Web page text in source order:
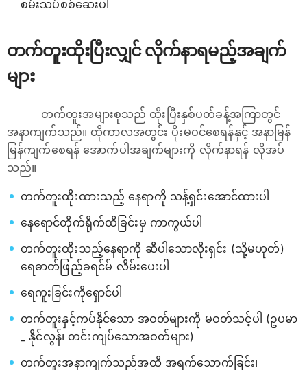
စမ်းသပ်စစ်ဆေးပါ
တက်တူးထိုးပြီးလျှင် လိုက်နာရမည့်အချက်
များ
တက်တူးအများစုသည် ထိုးပြီးနှစ်ပတ်ခန့်အကြာတွင်
အနာကျက်သည်။ ထိုကာလအတွင်း ပိုးမဝင်စေရန်နှင့် အနာမြန်
မြန်ကျက်စေရန် အောက်ပါအချက်များကို လိုက်နာရန် လိုအပ်
သည်။
တက်တူးထိုးထားသည့် နေရာကို သန့်ရှင်းအောင်ထားပါ
နေရောင်တိုက်ရိုက်ထိခြင်းမှ ကာကွယ်ပါ
တက်တူးထိုးသည့်နေရာကို ဆီပါသောလိုးရှင်း (သို့မဟုတ်)
ရေဓာတ်ဖြည့်ခရင်မ် လိမ်းပေးပါ
ရေကူးခြင်းကိုရှောင်ပါ
တက်တူးနှင့်ကပ်နိုင်သော အဝတ်များကို မဝတ်သင့်ပါ (ဥပမာ
_ နိုင်လွန်၊ တင်းကျပ်သောအဝတ်များ)
တက်တူးအနာကျက်သည်အထိ အရက်သောက်ခြင်း၊